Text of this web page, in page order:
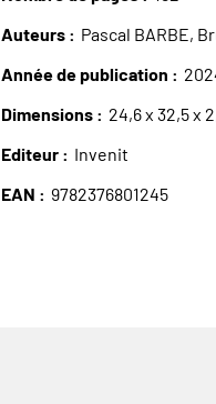
Auteurs
Pascal BARBE,
Année de publication
Dimensions
24,6 x 32,5 x
Editeur
Invenit
EAN
9782376801245